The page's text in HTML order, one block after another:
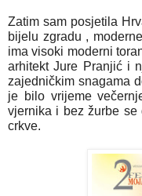
Zatim sam posjetila
bijelu zgradu ,
ima visoki moderni
arhitekt Jure Pranjić i
zajedničkim snagama
je bilo vrijeme
vjernika i bez žurbe se
crkve.